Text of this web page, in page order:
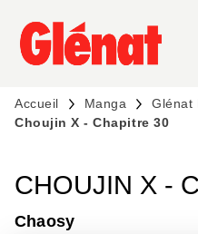
MENU RECHERCHE
PIED DE PAGE
Accueil Manga
Glénat
Choujin X - Chapitre 30
CHOUJIN X -
Chaosy